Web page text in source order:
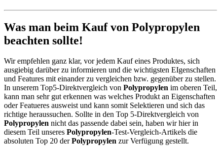
Was man beim Kauf von Polypropylen
beachten sollte!
Wir empfehlen ganz klar, vor jedem Kauf eines Produktes, sich
ausgiebig darüber zu informieren und die wichtigsten EIgenschaften
und Features mit einander zu vergleichen bzw. gegenüber zu stellen.
In unserem Top5-Direktvergleich von Polypropylen im oberen Teil,
kann man sehr gut erkennen was welches Produkt an Eigenschaften
oder Featueres ausweist und kann somit Selektieren und sich das
richtige heraussuchen. Sollte in den Top 5-Direktvergleich von
Polypropylen nicht das passende dabei sein, haben wir hier in
diesem Teil unseres Polypropylen-Test-Vergleich-Artikels die
absoluten Top 20 derPolypropylen zur Verfügung gestellt.